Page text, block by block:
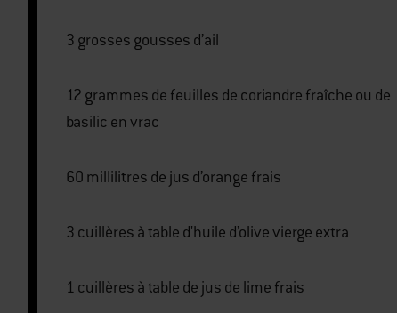
3 grosses gousses d’ail
12 grammes de feuilles de coriandre fraîche ou de
basilic en vrac
60 millilitres de jus d’orange frais
3 cuillères à table d'huile d’olive vierge extra
1 cuillères à table de jus de lime frais